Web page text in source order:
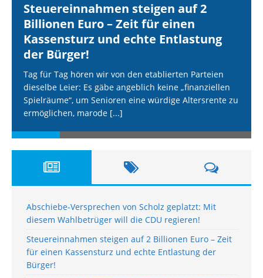
Steuereinnahmen steigen auf 2
Billionen Euro – Zeit für einen
Kassensturz und echte Entlastung
der Bürger!
Tag für Tag hören wir von den etablierten Parteien
dieselbe Leier: Es gäbe angeblich keine „finanziellen
Spielräume“, um Senioren eine würdige Altersrente zu
ermöglichen, marode [...]
Abschiebe-Versprechen von Scholz geplatzt: Mit
diesem Wahlbetrüger will die CDU regieren!
Steuereinnahmen steigen auf 2 Billionen Euro – Zeit
für einen Kassensturz und echte Entlastung der
Bürger!